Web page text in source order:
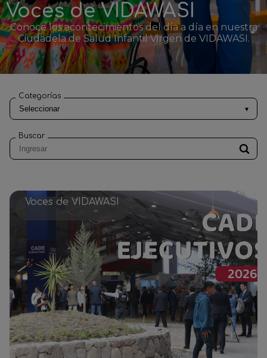
Voces de VIDAWASI
Conoce los acontecimientos del día a día en nuestra
Ciudadela de Salud Infantil Virgen de VIDAWASI.
Voces de VIDAWASI